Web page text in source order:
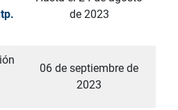
de 2023
06 de septiembre de
2023